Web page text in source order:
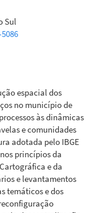
Sul
espacial dos
no município de
às dinâmicas
e comunidades
adotada pelo IBGE
princípios da
e da
e levantamentos
temáticos e dos